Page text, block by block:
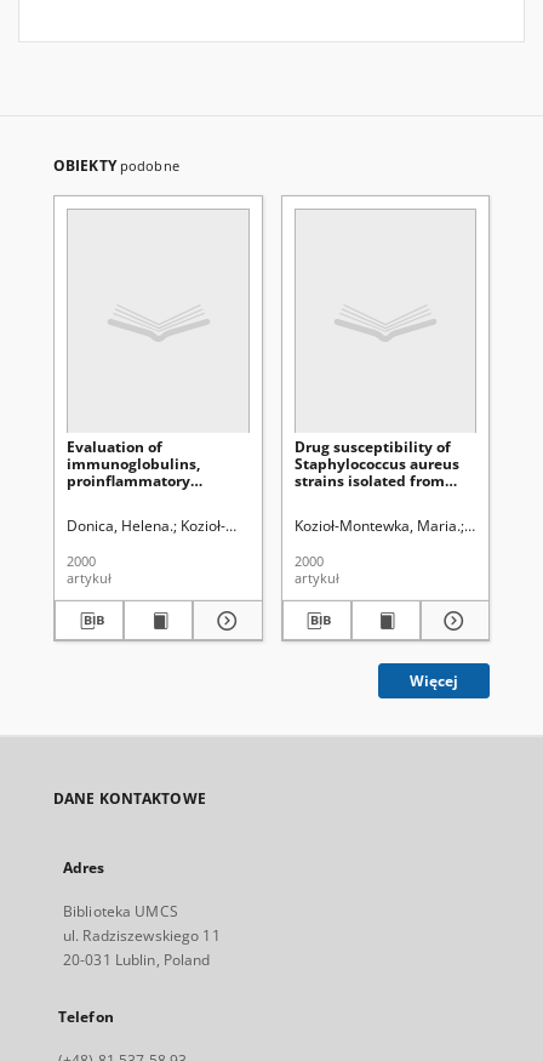
OBIEKTY podobne
Evaluation of
immunoglobulins,
proinflammatory
patients with diabetic
with continual
ambulatory peritoneal
dialysis (CAPD)
Donica, Helena. Kozioł-Montewka, Maria. Książek, Andrzej
2000
artykuł
Drug susceptibility of
Staphylococcus aureus
strains isolated from
Kozioł-Montewka, Maria. Magryś,
2000
artykuł
Więcej
DANE KONTAKTOWE
Adres
Biblioteka UMCS
ul. Radziszewskiego 11
20-031 Lublin, Poland
Telefon